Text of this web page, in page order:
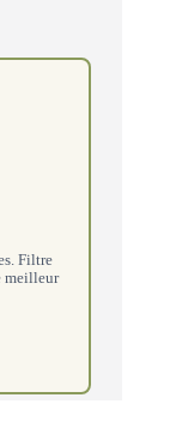
Filtre
meilleur